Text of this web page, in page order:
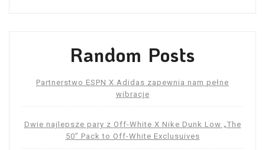
Random Posts
Partnerstwo ESPN X Adidas zapewnia nam pełne
wibracje
Dwie najlepsze pary z Off-White X Nike Dunk Low „The
50” Pack to Off-White Exclusuives